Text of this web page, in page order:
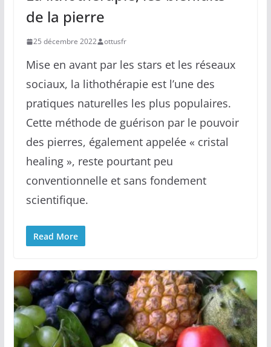
de la pierre
25 décembre 2022 ottusfr
Mise en avant par les stars et les réseaux
sociaux, la lithothérapie est l’une des
pratiques naturelles les plus populaires.
Cette méthode de guérison par le pouvoir
des pierres, également appelée « cristal
healing », reste pourtant peu
conventionnelle et sans fondement
scientifique.
Read More